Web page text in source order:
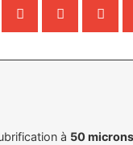
à 50 microns